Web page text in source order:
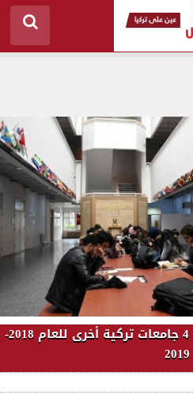
افتتاح التسجيل للأجانب في 4 جامعات تركية أخرى للعام 2018-
2019